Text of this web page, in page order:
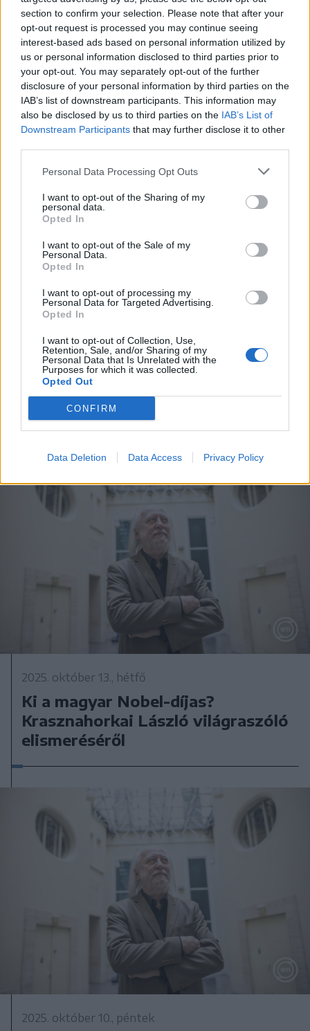
section to confirm your selection. Please note that after your
opt-out request is processed you may continue seeing
interest-based ads based on personal information utilized by
us or personal information disclosed to third parties prior to
your opt-out. You may separately opt-out of the further
disclosure of your personal information by third parties on the
IAB’s list of downstream participants. This information may
also be disclosed by us to third parties on the IAB’s List of
Downstream Participants that may further disclose it to other
Personal Data Processing Opt Outs
I want to opt-out of the Sharing of my
personal data.
Opted In
I want to opt-out of the Sale of my
Personal Data.
Opted In
I want to opt-out of processing my
Personal Data for Targeted Advertising.
Opted In
I want to opt-out of Collection, Use,
Retention, Sale, and/or Sharing of my
Personal Data that Is Unrelated with the
Purposes for which it was collected.
Opted Out
CONFIRM
Data Deletion Data Access Privacy Policy
Krasznahorkai László átvette az
irodalmi Nobel-díjat
2025. december 07., vasárnap
Krasznahorkai lázadásról, az
emberi méltóságról, az angyalokról
és a reményről Stockholmban
2025. október 13., hétfő
Ki a magyar Nobel-díjas?
Krasznahorkai László világraszóló
elismeréséről
2025. október 10., péntek